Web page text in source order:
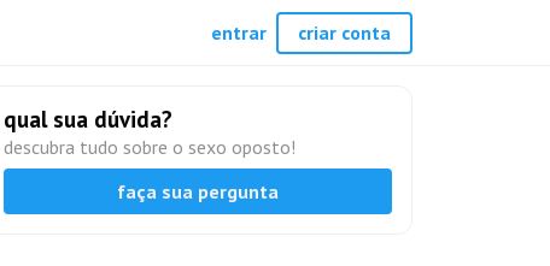
qual sua dúvida?
descubra tudo sobre o sexo oposto!
faça sua pergunta
entrar criar conta